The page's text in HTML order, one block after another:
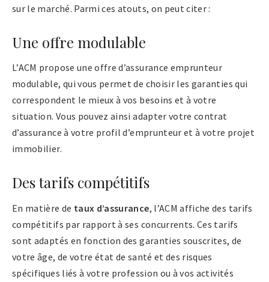
sur le marché. Parmi ces atouts, on peut citer :
Une offre modulable
L’ACM propose une offre d’assurance emprunteur
modulable, qui vous permet de choisir les garanties qui
correspondent le mieux à vos besoins et à votre
situation. Vous pouvez ainsi adapter votre contrat
d’assurance à votre profil d’emprunteur et à votre projet
immobilier.
Des tarifs compétitifs
En matière de taux d’assurance, l’ACM affiche des tarifs
compétitifs par rapport à ses concurrents. Ces tarifs
sont adaptés en fonction des garanties souscrites, de
votre âge, de votre état de santé et des risques
spécifiques liés à votre profession ou à vos activités